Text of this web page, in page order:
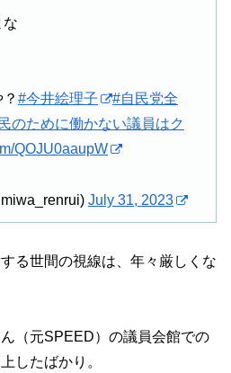
な
#今井絵理子
#自民党全
のために働かない議員はク
QOJU0aaupW
July 31, 2023
る世間の視線は、年々厳しくな
（元SPEED）の議員会館での
したばかり。